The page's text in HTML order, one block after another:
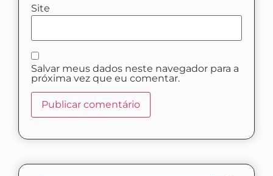
Site
Salvar meus dados neste navegador para a
próxima vez que eu comentar.